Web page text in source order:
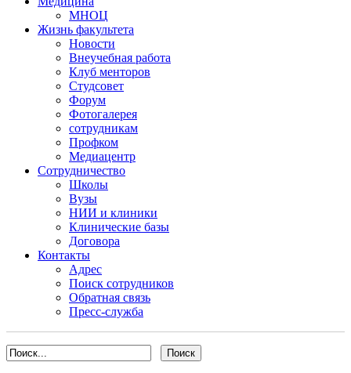
МНОЦ
Жизнь факультета
Новости
Внеучебная работа
Клуб менторов
Студсовет
Форум
Фотогалерея
сотрудникам
Профком
Медиацентр
Сотрудничество
Школы
Вузы
НИИ и клиники
Клинические базы
Договора
Контакты
Адрес
Поиск сотрудников
Обратная связь
Пресс-служба